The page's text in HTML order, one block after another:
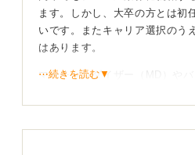
ます。しかし、大卒の方とは初
いです。またキャリア選択のう
はあります。
マーチャンダイザー（MD）や
卒に限定されている場合もある
⋯続きを読む▼